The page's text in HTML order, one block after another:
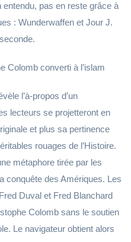
entendu, pas en reste grâce à
: Wunderwaffen et Jour J.
Colomb converti à l’islam
l’à-propos d’un
lecteurs se projetteront en
et plus sa pertinence
rouages de l’Histoire.
métaphore tirée par les
conquête des Amériques. Les
Duval et Fred Blanchard
Colomb sans le soutien
Le navigateur obtient alors